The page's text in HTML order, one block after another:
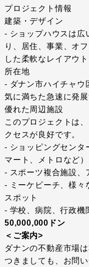
プロジェクト情報
建築・デザイン
- ショップハウスは広
り、居住、事業、オ
した柔軟なレイアウ
所在地
- ダナン市ハイチャウ
気に満ちた急速に発
優れた周辺施設
このプロジェクトは
クセスが良好です。
- ショッピングセンタ
マート、メトロなど）
- スポーツ複合施設、
- ミーケビーチ、様々
スポット
- 学校、病院、行政機
50,000,000ドン
＜ご案内>
ダナンの不動産市場
つきましても、お問